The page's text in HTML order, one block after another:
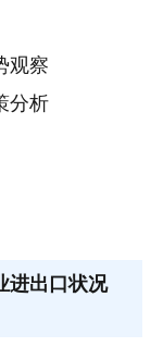
观察
分析
进出口状况